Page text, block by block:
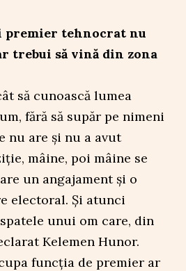
premier tehnocrat nu
trebui să vină din zona
să cunoască lumea
fără să supăr pe nimeni
nu are și nu a avut
mâine, poi mâine se
un angajament și o
electoral. Și atunci
unui om care, din
Kelemen Hunor.
funcția de premier ar